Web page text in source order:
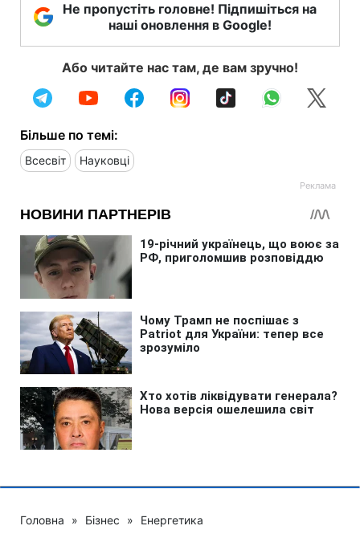
Не пропустіть головне! Підпишіться на
наші оновлення в Google!
Або читайте нас там, де вам зручно!
Більше по темі:
Всесвіт Науковці
Головна » Бізнес » Енергетика